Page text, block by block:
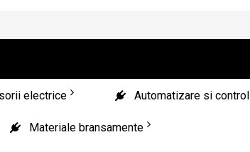
electrice Automatizare si control
Materiale bransamente